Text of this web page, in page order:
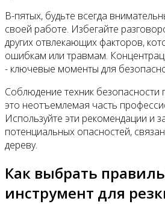
В-пятых, будьте всегда
своей работе. Избегайте
других отвлекающих факторов,
ошибкам или травмам.
- ключевые моменты для
Соблюдение техник безопасности
это неотъемлемая часть
Используйте эти рекомендации и
потенциальных опасностей,
дереву.
Как выбрать
инструмент для